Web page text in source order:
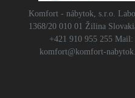
Komfort - nábytok, s.r.o.
1368/20 010 01 Žilina
+421 910 955 255 Mail:
komfort@komfort-